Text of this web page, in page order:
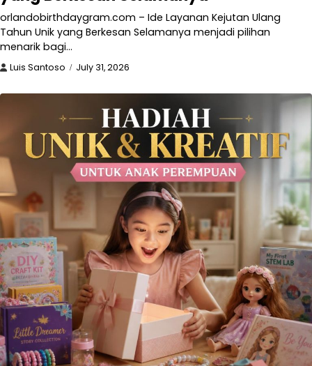
orlandobirthdaygram.com – Ide Layanan Kejutan Ulang
Tahun Unik yang Berkesan Selamanya menjadi pilihan
menarik bagi…
Luis Santoso July 31, 2026